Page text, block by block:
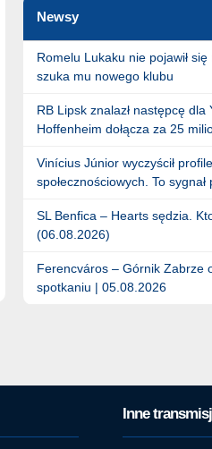
Newsy
Romelu Lukaku nie pojawił
szuka mu nowego klubu
RB Lipsk znalazł następcę
Hoffenheim dołącza za 25
Vinícius Júnior wyczyścił
społecznościowych. To
SL Benfica – Hearts sędzia.
(06.08.2026)
Ferencváros – Górnik Zabrze
spotkaniu | 05.08.2026
Inne